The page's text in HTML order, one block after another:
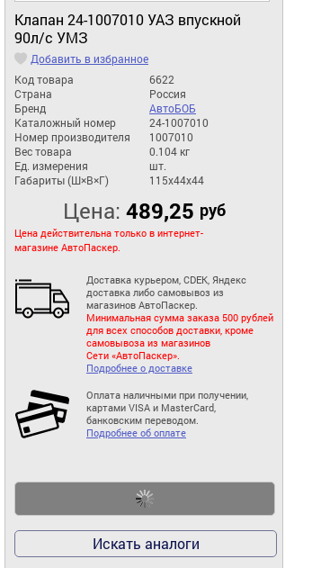
Клапан 24-1007010 УАЗ впускной
90л/с УМЗ
Добавить в избранное
Код товара
6622
Страна
Россия
Бренд
АвтоБОБ
Каталожный номер
24-1007010
Номер производителя
1007010
Вес товара
0.104 кг
Ед. измерения
шт.
Габариты (Ш×В×Г)
115x44x44
Цена: 489,25 руб
Цена действительна только в интернет-
магазине АвтоПаскер.
Доставка курьером, CDEK, Яндекс
доставка либо самовывоз из
магазинов АвтоПаскер.
Минимальная сумма заказа 500 рублей
для всех способов доставки, кроме
самовывоза из магазинов
Сети «АвтоПаскер».
Подробнее о доставке
Оплата наличными при получении,
картами VISA и MasterCard,
банковским переводом.
Подробнее об оплате
Искать аналоги